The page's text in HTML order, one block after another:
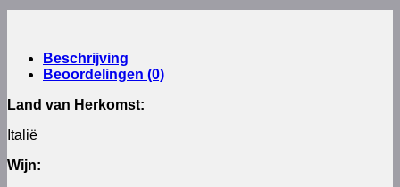
Beschrijving
Beoordelingen (0)
Land van Herkomst:
Italië
Wijn: